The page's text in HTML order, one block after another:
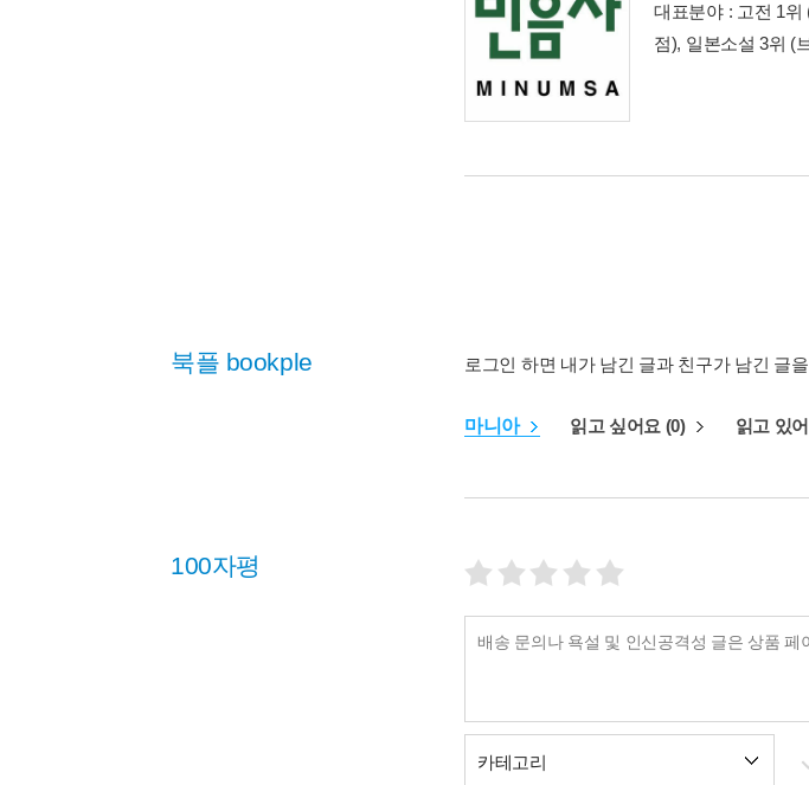
대표분야 : 고전 1위
점), 일본소설 3위 (
북플 bookple 로그인 하면 내가 남긴 글과 친구가 남긴 글
마니아 읽고 싶어요 (0) 읽고 있
100자평
카테고리